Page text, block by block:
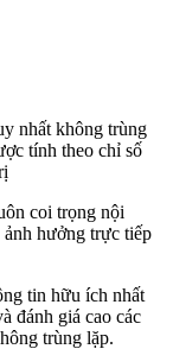
nhất không trùng
tính theo chỉ số
coi trọng nội
hưởng trực tiếp
tin hữu ích nhất
đánh giá cao các
trùng lặp.